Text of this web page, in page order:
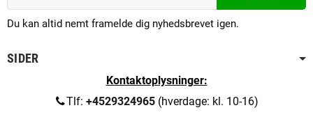
Du kan altid nemt framelde dig nyhedsbrevet igen.
SIDER
Kontaktoplysninger:
Tlf: +4529324965 (hverdage: kl. 10-16)